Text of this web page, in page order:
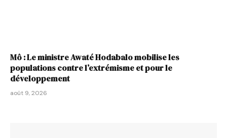
Mô : Le ministre Awaté Hodabalo mobilise les
populations contre l’extrémisme et pour le
développement
août 9, 2026